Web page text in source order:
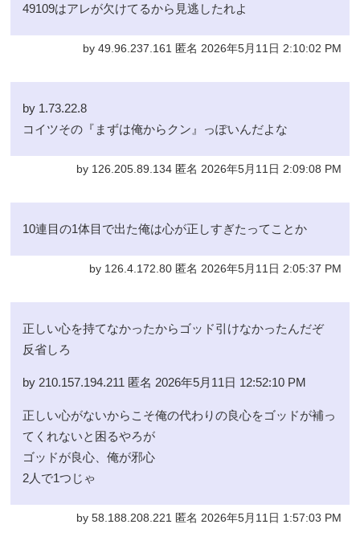
49109はアレが欠けてるから見逃したれよ
by 49.96.237.161 匿名 2026年5月11日 2:10:02 PM
by 1.73.22.8
コイツその『まずは俺からクン』っぽいんだよな
by 126.205.89.134 匿名 2026年5月11日 2:09:08 PM
10連目の1体目で出た俺は心が正しすぎたってことか
by 126.4.172.80 匿名 2026年5月11日 2:05:37 PM
正しい心を持てなかったからゴッド引けなかったんだぞ
反省しろ
by 210.157.194.211 匿名 2026年5月11日 12:52:10 PM
正しい心がないからこそ俺の代わりの良心をゴッドが補っ
てくれないと困るやろが
ゴッドが良心、俺が邪心
2人で1つじゃ
by 58.188.208.221 匿名 2026年5月11日 1:57:03 PM